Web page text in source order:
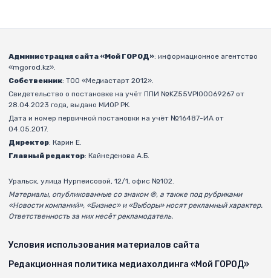
Администрация сайта «Мой ГОРОД»: информационное агентство
«mgorod.kz».
Собственник: ТОО «Медиастарт 2012».
Свидетельство о постановке на учёт ППИ №KZ55VPI00069267 от
28.04.2023 года, выдано МИОР РК.
Дата и номер первичной постановки на учёт №16487-ИА от
04.05.2017.
Директор: Карин Е.
Главный редактор: Кайнеденова А.Б.
Уральск, улица Нурпеисовой, 12/1, офис №102.
Материалы, опубликованные со знаком ®, а также под рубриками
«Новости компаний», «Бизнес» и «Выборы» носят рекламный характер.
Ответственность за них несёт рекламодатель.
Условия использования материалов сайта
Редакционная политика медиахолдинга «Мой ГОРОД»